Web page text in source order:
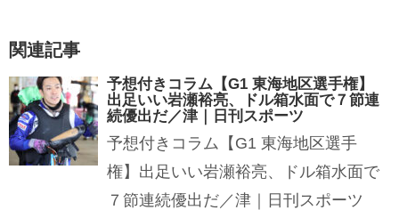
関連記事
予想付きコラム【G1 東海地区選手権】
出足いい岩瀬裕亮、ドル箱水面で７節連
続優出だ／津｜日刊スポーツ
予想付きコラム【G1 東海地区選手
権】出足いい岩瀬裕亮、ドル箱水面で
７節連続優出だ／津｜日刊スポーツ